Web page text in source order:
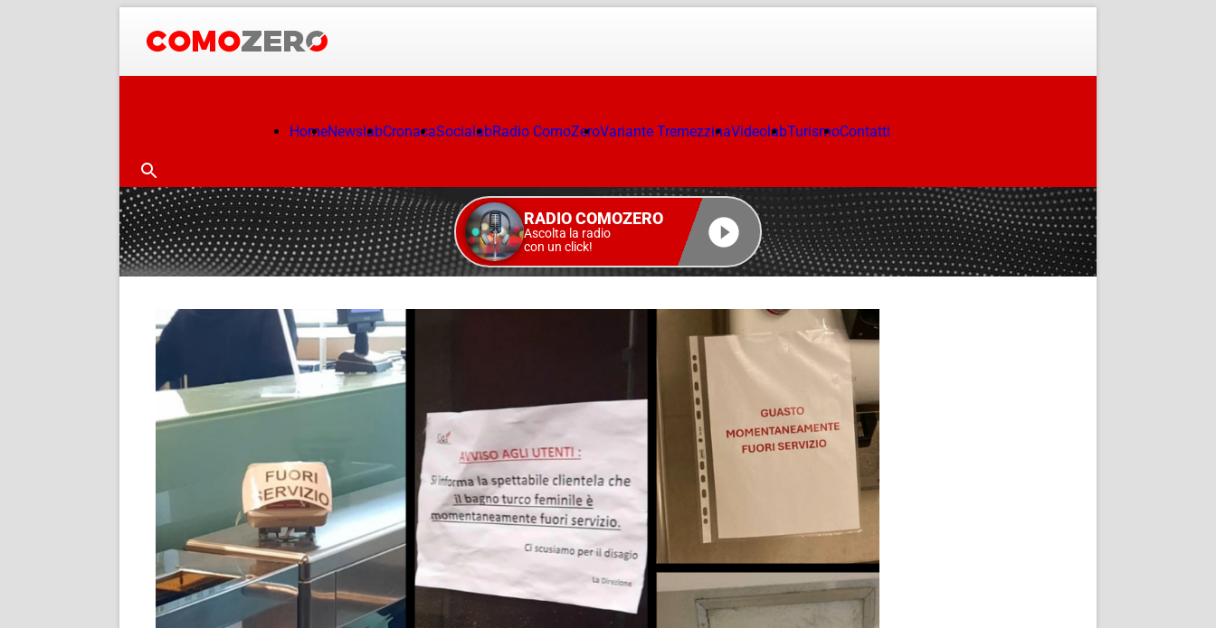
HomeNewslabCronacaSocialabRadio ComoZeroVariante TremezzinaVideolabTurismoContatti
RADIO COMOZERO
Ascolta la radio
con un click!